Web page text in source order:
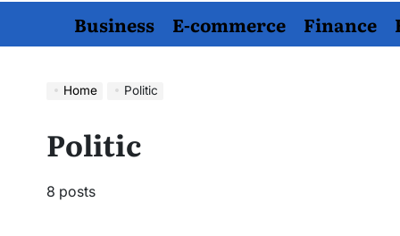
Business E-commerce Finance
Home Politic
Politic
8 posts